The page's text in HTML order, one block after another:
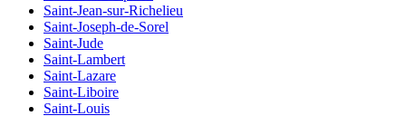
Saint-Jean-sur-Richelieu
Saint-Joseph-de-Sorel
Saint-Jude
Saint-Lambert
Saint-Lazare
Saint-Liboire
Saint-Louis